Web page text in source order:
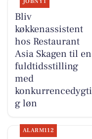
Bliv
køkkenassistent
hos Restaurant
Asia Skagen til en
fuldtidsstilling
med
konkurrencedygti
g løn
ALARM112